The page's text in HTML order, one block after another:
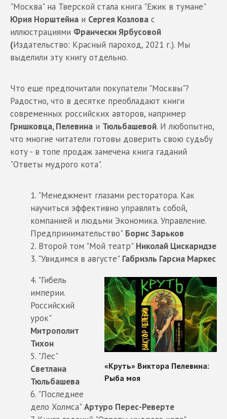
"Москва" на Тверской стала книга "Ежик в тумане"
Юрия Норштейна и Сергея Козлова с
иллюстрациями Франчески Ярбусовой
(Издательство: Красный пароход, 2021 г.). Мы
выделили эту книгу отдельно.
Что еще предпочитали покупатели "Москвы"?
Радостно, что в десятке преобладают книги
современных российских авторов, например
Гришковца, Пелевина и Тюльбашевой. И любопытно,
что многие читатели готовы доверить свою судьбу
коту - в топе продаж замечена книга гаданий
"Ответы мудрого кота".
1. "Менеджмент глазами ресторатора. Как
научиться эффективно управлять собой,
компанией и людьми Экономика. Управление.
Предпринимательство" Борис Зарьков
2. Второй том "Мой театр" Николай Цискаридзе
3. "Увидимся в августе" Габриэль Гарсиа Маркес
4. "Гибель
империи.
Российский
урок"
Митрополит
Тихон
5. "Лес"
Светлана
Тюльбашева
6. "Последнее
дело Холмса"Артуро Перес-Реверте